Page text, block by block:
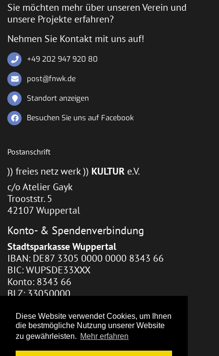
Diese Website verwendet Cookies, um Ihnen
die bestmögliche Nutzung unserer Website
zu gewährleisten. Mehr erfahren
Sie möchten mehr über unseren Verein und
unsere Projekte erfahren?
Nehmen Sie Kontakt mit uns auf!
+49 202 947 920 80
post@fnwk.de
Standort anzeigen
Besuchen Sie uns auf Facebook
Postanschrift
)) freies netz werk )) KULTUR e.V.
c/o Atelier Gayk
Trooststr. 5
42107 Wuppertal
Konto- & Spendenverbindung
Stadtsparkasse Wuppertal
IBAN: DE87 3305 0000 0000 8343 66
BIC: WUPSDE33XXX
Konto: 8343 66
BLZ: 33050000
Webhosting / Redaktion
Zara Gayk